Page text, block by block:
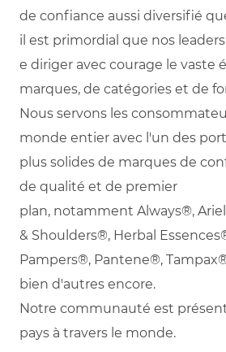
de confiance aussi diversifié
il est primordial que nos leaders
e diriger avec courage le vaste
marques, de catégories et de
Nous servons les
monde entier avec l'un des
plus solides de marques de
de qualité et de premier
plan, notamment Always®,
& Shoulders®, Herbal
Pampers®, Pantene®,
bien d'autres encore.
Notre communauté est
pays à travers le monde.